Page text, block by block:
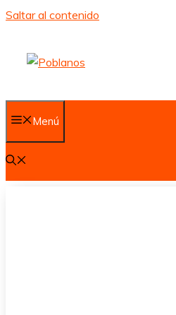
Saltar al contenido
Menú